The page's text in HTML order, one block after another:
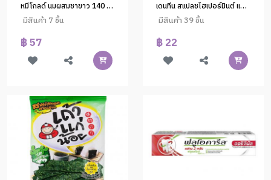
หมีโกลด์ นมผสมชาขาว 140 มล.6(1*6)
มีสินค้า 7 ชิ้น
฿ 57
เดนทีน สแปลชไฮเปอร์มินต์ แผง 8เม็ด (1x16)
มีสินค้า 39 ชิ้น
฿ 22